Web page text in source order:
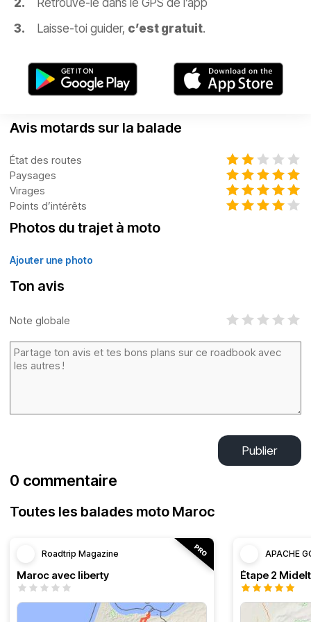
Retrouve-le dans le GPS de l’app
Laisse-toi guider, c’est gratuit.
Avis motards sur la balade
État des routes
Paysages
Virages
Points d’intérêts
Photos du trajet à moto
Ajouter une photo
Ton avis
Note globale
Publier
0 commentaire
Toutes les balades moto Maroc
Roadtrip Magazine
Maroc avec liberty
APACHE